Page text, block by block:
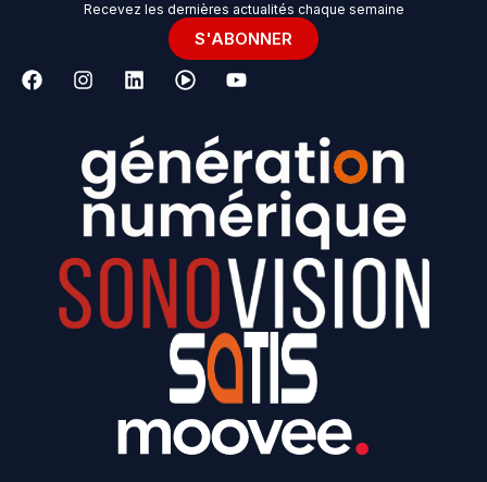
Recevez les dernières actualités chaque semaine
S'ABONNER